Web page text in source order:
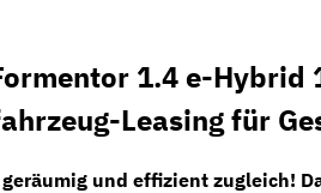
1.4 e-Hybrid
Leasing für
und effizient zugleich!